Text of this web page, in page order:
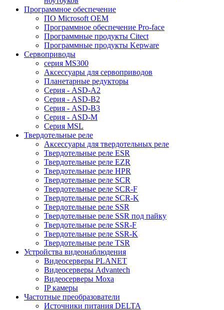
Программное обеспечение
ПО Microsoft OEM
Программное обеспечение Pro-face
Программные продукты Citect
Программные продукты Kepware
Сервоприводы
серия MS300
Аксессуары для сервоприводов
Планетарные редукторы
Серия - ASD-A2
Серия - ASD-B2
Серия - ASD-B3
Серия - ASD-M
Серия MSL
Твердотельные реле
Аксессуары для твердотельных реле
Твердотельные реле ESR
Твердотельные реле EZR
Твердотельные реле HPR
Твердотельные реле SCR
Твердотельные реле SCR-F
Твердотельные реле SCR-K
Твердотельные реле SSR
Твердотельные реле SSR под пайку
Твердотельные реле SSR-F
Твердотельные реле SSR-K
Твердотельные реле TSR
Устройства видеонаблюдения
Видеосерверы PLANET
Видеосерверы Advantech
Видеосерверы Moxa
IP камеры
Частотные преобразователи
Источники питания DELTA